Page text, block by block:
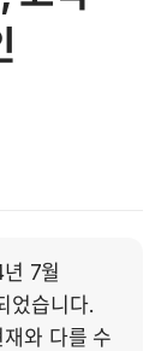
년 7월
었습니다.
와 다를 수